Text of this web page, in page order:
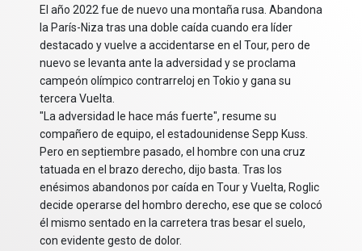
El año 2022 fue de nuevo una montaña rusa. Abandona
la París-Niza tras una doble caída cuando era líder
destacado y vuelve a accidentarse en el Tour, pero de
nuevo se levanta ante la adversidad y se proclama
campeón olímpico contrarreloj en Tokio y gana su
tercera Vuelta.
"La adversidad le hace más fuerte", resume su
compañero de equipo, el estadounidense Sepp Kuss.
Pero en septiembre pasado, el hombre con una cruz
tatuada en el brazo derecho, dijo basta. Tras los
enésimos abandonos por caída en Tour y Vuelta, Roglic
decide operarse del hombro derecho, ese que se colocó
él mismo sentado en la carretera tras besar el suelo,
con evidente gesto de dolor.